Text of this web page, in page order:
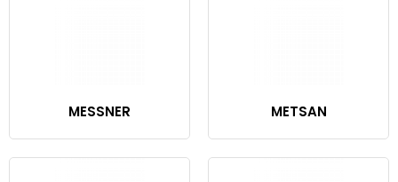
MESSNER METSAN